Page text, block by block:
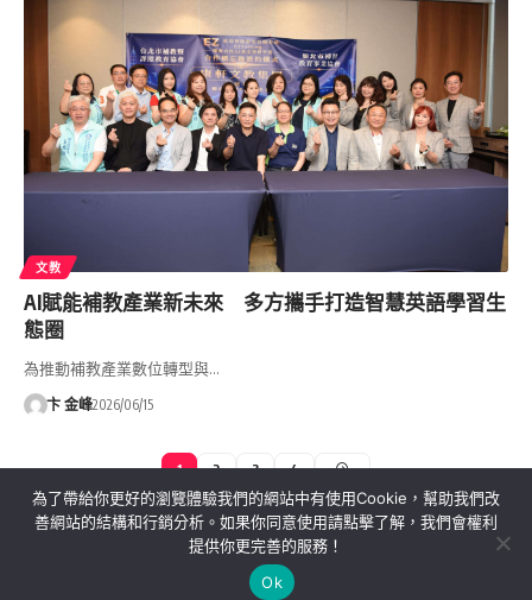
文教
AI賦能補教產業新未來 多方攜手打造智慧英語學習生
態圈
為推動補教產業數位轉型與…
卞 金峰2026/06/15
1 2 3 4
關於我們 隱私權政策 聯絡我們
為了帶給你更好的瀏覽體驗我們的網站中有使用Cookie，幫助我們改
善網站的結構和行銷分析。如果你同意使用請點擊了解，我們會權利
提供你更完善的服務！
Ok